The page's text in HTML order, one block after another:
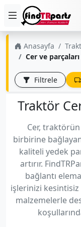
Anasayfa
Cer ve parçaları
Filtrele
Traktör
Cer,
birbirine
kaliteli yedek
artırır.
bağlantı
işlerinizi
malzemelerle